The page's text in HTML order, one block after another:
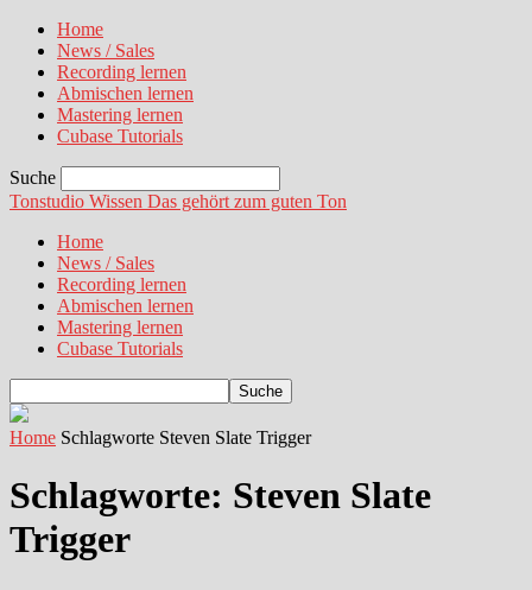
Home
News / Sales
Recording lernen
Abmischen lernen
Mastering lernen
Cubase Tutorials
Suche
Tonstudio Wissen Das gehört zum guten Ton
Home
News / Sales
Recording lernen
Abmischen lernen
Mastering lernen
Cubase Tutorials
Home Schlagworte Steven Slate Trigger
Schlagworte: Steven Slate
Trigger